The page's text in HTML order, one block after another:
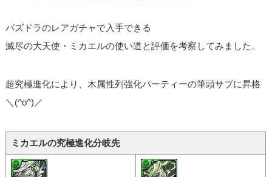
パズドラのレアガチャで入手できる
滅尽の大天使・ミカエルの使い道と評価を考察してみました。
超究極進化により、木属性列強化パーティーの筆頭サブに昇格
＼(^o^)／
ミカエルの究極進化分岐先